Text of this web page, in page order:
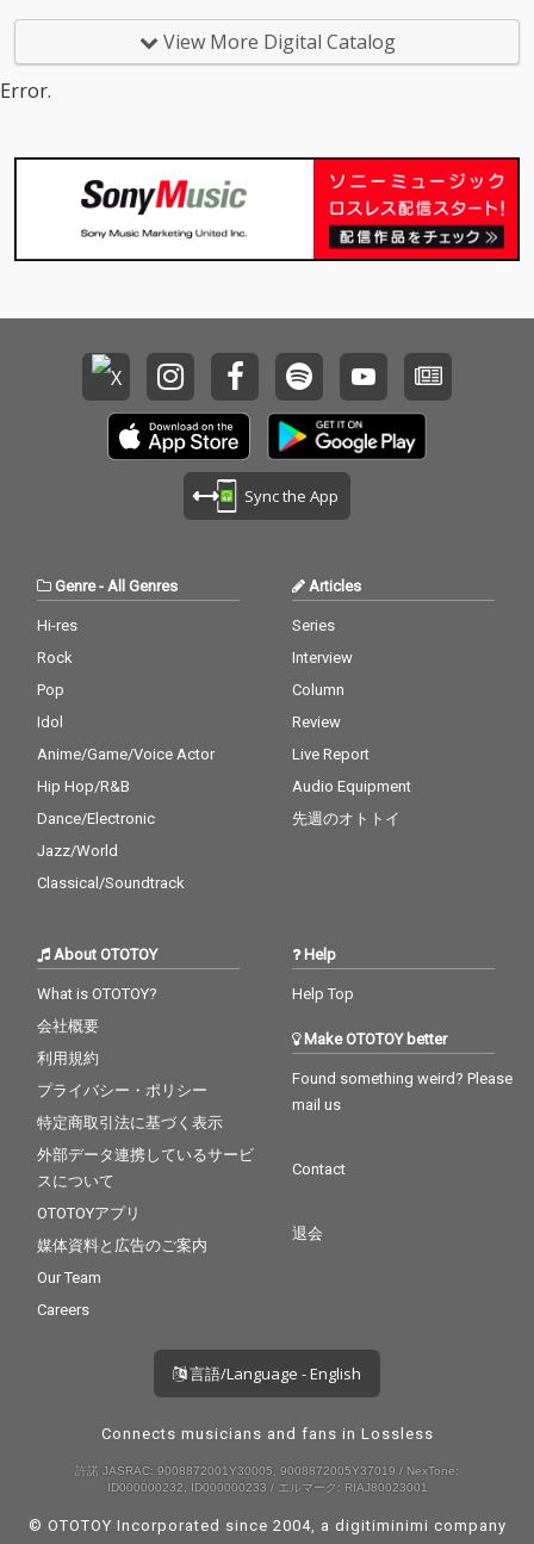
たBillboard Live公演で
は、vo.はっとりが敬愛
スカルテットとの共演
で披露。 原曲の魅力を
引き立てるアレンジや
ライブならではの演奏
います。
たBillboard Live公演で
は、vo.はっとりが敬愛
スカルテットとの共演
で披露。 原曲の魅力を
引き立てるアレンジや
ライブならではの演奏
います。
View More Digital Catalog
Error.
Sync the App
Genre- All Genres
Hi-res
Rock
Pop
Idol
Anime/Game/Voice Actor
Hip Hop/R&B
Dance/Electronic
Jazz/World
Classical/Soundtrack
Articles
Series
Interview
Column
Review
Live Report
Audio Equipment
先週のオトトイ
About OTOTOY
What is OTOTOY?
会社概要
利用規約
プライバシー・ポリシー
特定商取引法に基づく表示
外部データ連携しているサービ
スについて
OTOTOYアプリ
媒体資料と広告のご案内
Our Team
Careers
Help
Help Top
Make OTOTOY better
Found something weird? Please
mail us
Contact
退会
言語/Language - English
Connects musicians and fans in Lossless
許諾 JASRAC: 9008872001Y30005, 9008872005Y37019 / NexTone:
ID000000232, ID000000233 / エルマーク: RIAJ80023001
© OTOTOY Incorporated since 2004, a digitiminimi company